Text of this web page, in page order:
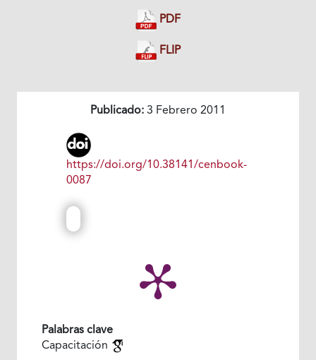
PDF
FLIP
Publicado: 3 Febrero 2011
https://doi.org/10.38141/cenbook-
0087
Palabras clave
Capacitación